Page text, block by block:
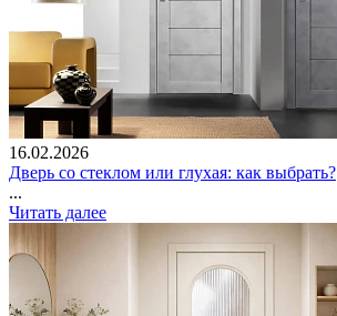
16.02.2026
Дверь со стеклом или глухая: как выбрать?
...
Читать далее